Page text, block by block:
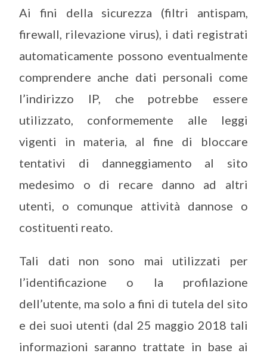
Ai fini della sicurezza (filtri antispam,
firewall, rilevazione virus), i dati registrati
automaticamente possono eventualmente
comprendere anche dati personali come
l’indirizzo IP, che potrebbe essere
utilizzato, conformemente alle leggi
vigenti in materia, al fine di bloccare
tentativi di danneggiamento al sito
medesimo o di recare danno ad altri
utenti, o comunque attività dannose o
costituenti reato.
Tali dati non sono mai utilizzati per
l’identificazione o la profilazione
dell’utente, ma solo a fini di tutela del sito
e dei suoi utenti (dal 25 maggio 2018 tali
informazioni saranno trattate in base ai